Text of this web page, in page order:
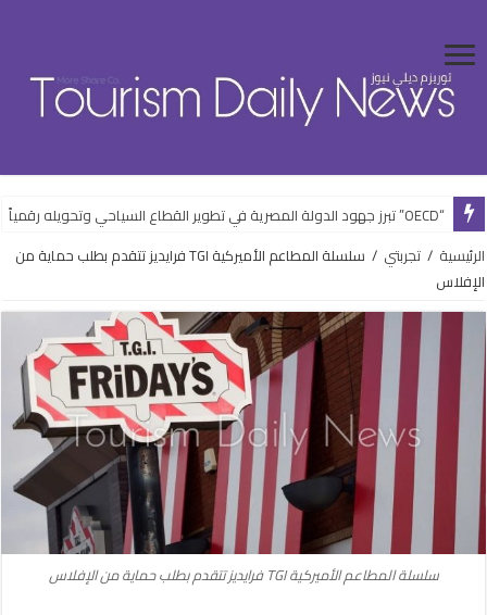
“OECD” تبرز جهود الدولة المصرية في تطوير القطاع السياحي وتحويله رقمياً
الرئيسية / تجربتي /
سلسلة المطاعم الأميركية TGI فرايديز تتقدم بطلب حماية من
الإفلاس
سلسلة المطاعم الأميركية TGI فرايديز تتقدم بطلب حماية من الإفلاس